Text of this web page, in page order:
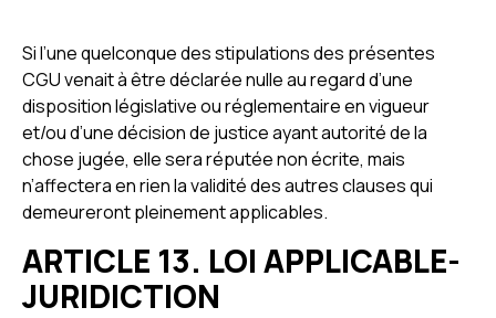
Si l’une quelconque des stipulations des présentes
CGU venait à être déclarée nulle au regard d’une
disposition législative ou réglementaire en vigueur
et/ou d’une décision de justice ayant autorité de la
chose jugée, elle sera réputée non écrite, mais
n’affectera en rien la validité des autres clauses qui
demeureront pleinement applicables.
ARTICLE 13. LOI APPLICABLE-
JURIDICTION